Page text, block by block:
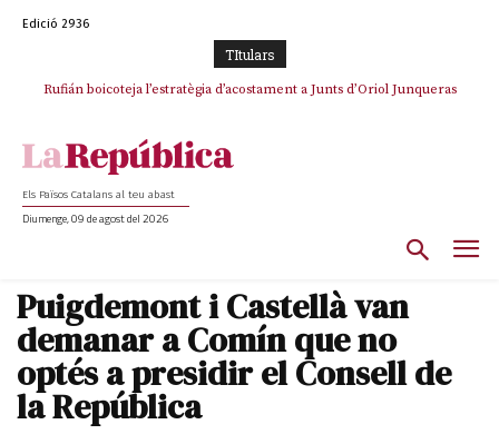
Edició 2936
TItulars
Rufián boicoteja l’estratègia d’acostament a Junts d’Oriol Junqueras
Els Països Catalans al teu abast
Diumenge, 09 de agost del 2026
Puigdemont i Castellà van
demanar a Comín que no
optés a presidir el Consell de
la República